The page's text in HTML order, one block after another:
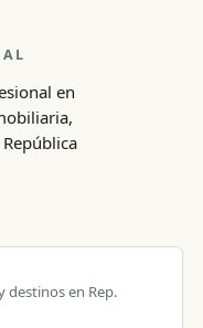
en
destinos en Rep.